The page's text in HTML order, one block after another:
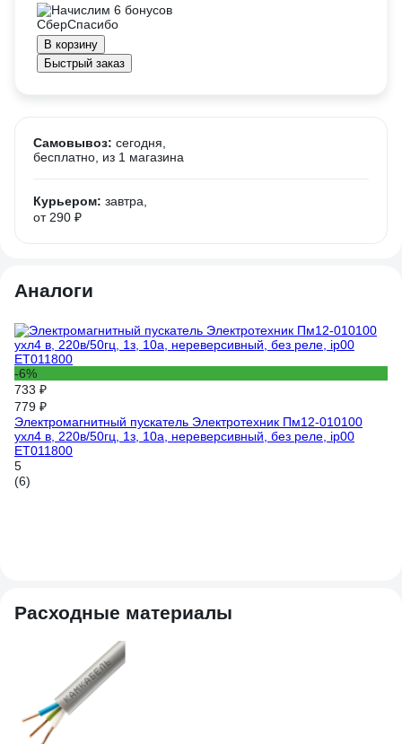
Начислим 6 бонусов
В корзину
Быстрый заказ
Самовывоз: сегодня,
бесплатно , из 1 магазина
Курьером: завтра,
от 290 ₽
Аналоги
-6%
733 ₽
779 ₽
Электромагнитный пускатель Электротехник Пм12-010100
ухл4 в, 220в/50гц, 1з, 10а, нереверсивный, без реле, ip00
ET011800
5
(6)
Расходные материалы